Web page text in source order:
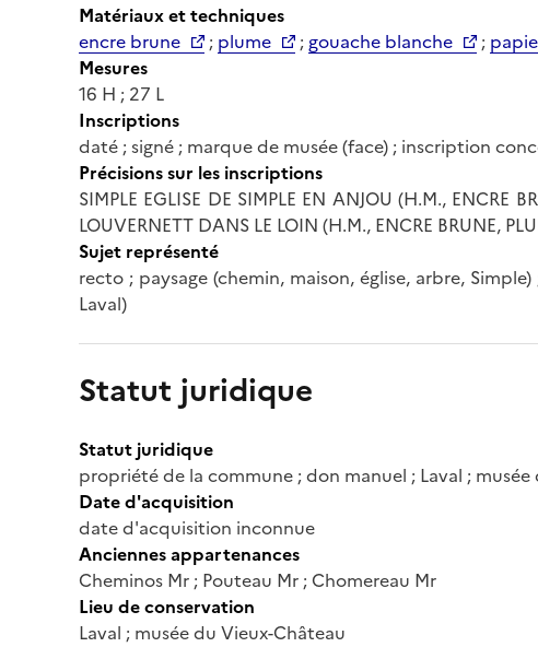
Matériaux et techniques
encre brune
; plume ; gouache blanche ;
Mesures
16 H ; 27 L
Inscriptions
daté ; signé ; marque de musée (face) ; inscription
Précisions sur les inscriptions
SIMPLE EGLISE DE SIMPLE EN ANJOU (H.M., ENCRE
LOUVERNETT DANS LE LOIN (H.M., ENCRE BRUNE,
Sujet représenté
recto ; paysage (chemin, maison, église, arbre,
Laval)
Statut juridique
Statut juridique
propriété de la commune ; don manuel ; Laval ;
Date d'acquisition
date d'acquisition inconnue
Anciennes appartenances
Cheminos Mr ; Pouteau Mr ; Chomereau Mr
Lieu de conservation
Laval ; musée du Vieux-Château